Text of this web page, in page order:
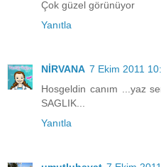
Çok güzel görünüyor
Yanıtla
NİRVANA 7 Ekim 2011
Hosgeldin canım ...yaz
SAGLIK...
Yanıtla